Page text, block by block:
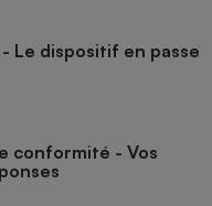
Le dispositif en passe
conformité - Vos